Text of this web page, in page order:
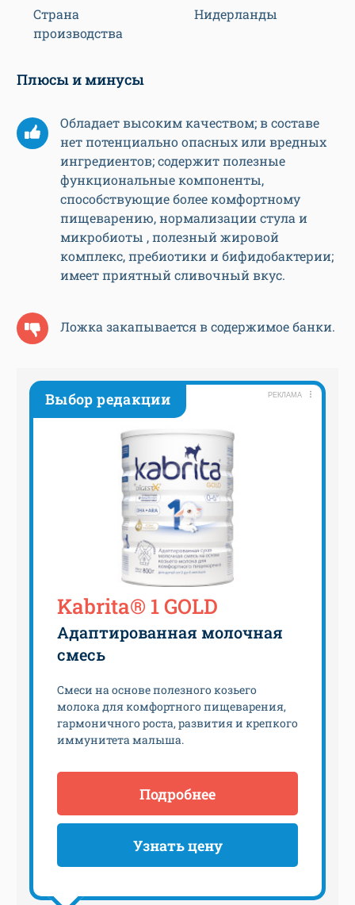
Страна
производства
Нидерланды
Плюсы и минусы
Обладает высоким качеством; в составе
нет потенциально опасных или вредных
ингредиентов; содержит полезные
функциональные компоненты,
способствующие более комфортному
пищеварению, нормализации стула и
микробиоты , полезный жировой
комплекс, пребиотики и бифидобактерии;
имеет приятный сливочный вкус.
Ложка закапывается в содержимое банки.
Выбор редакции РЕКЛАМА
Kabrita® 1 GOLD
Адаптированная молочная
смесь
Смеси на основе полезного козьего
молока для комфортного пищеварения,
гармоничного роста, развития и крепкого
иммунитета малыша.
Подробнее
Узнать цену